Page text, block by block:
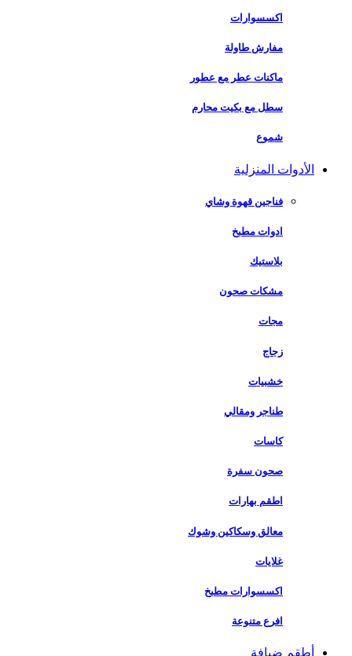
اكسسوارات
مفارش طاولة
ماكنات عطر مع عطور
سطل مع بكيت محارم
شموع
الأدوات المنزلية
فناجين قهوة وشاي
ادوات مطبخ
بلاستيك
مشكات صحون
مجات
زجاج
خشبيات
طناجر ومقالي
كاسات
صحون سفرة
اطقم بهارات
معالق وسكاكين وشوك
غلايات
اكسسوارات مطبخ
افرع متنوعة
أطقم ضيافة